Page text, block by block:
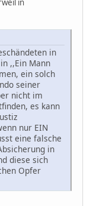
in
in
,,Ein Mann
ein solch
seiner
nicht im
es kann
nur EIN
eine falsche
in
diese sich
Opfer